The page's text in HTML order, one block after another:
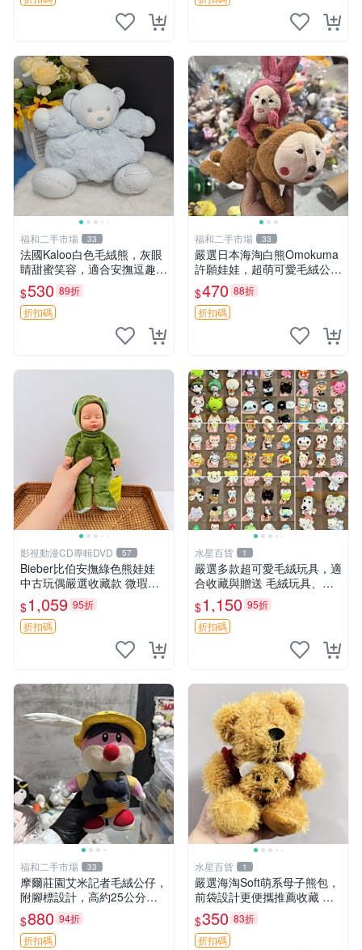
福和二手市場 33
法國Kaloo白色毛絨熊，灰眼
睛甜蜜笑容，適合安撫逗趣可
愛，柔軟面料手感佳。14 白
色安撫熊 毛絨玩具 寶寶逗樂
具
$530 89折
折扣碼
福和二手市場 33
嚴選日本海淘白熊Omokuma
許願娃娃，超萌可愛毛絨公仔
推薦收藏 白熊 Omokuma 毛
絨玩具 偽裝娃娃 玩具擺飾
$470 88折
折扣碼
影視動漫CD專輯DVD 57
Bieber比伯安撫綠色熊娃娃
中古玩偶嚴選收藏款 微瑕輕
度使用 Bieber綠熊娃娃 中古
玩偶 微瑕
$1,059 95折
折扣碼
水星百貨 1
嚴選多款超可愛毛絨玩具，適
合收藏與贈送 毛絨玩具、抱
枕、公仔
$1,150 95折
折扣碼
福和二手市場 33
摩爾莊園艾米記者毛絨公仔，
附腳標設計，高約25公分，
全新未拆封，限量珍藏。艾米
記者 毛絨公仔 超萌玩偶
$880 94折
折扣碼
水星百貨 1
嚴選海淘Soft萌系母子熊包，
前袋設計更便攜推薦收藏 母
子熊 軟綿綿 包包
$350 83折
折扣碼